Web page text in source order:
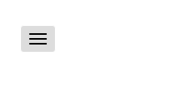
Toggle